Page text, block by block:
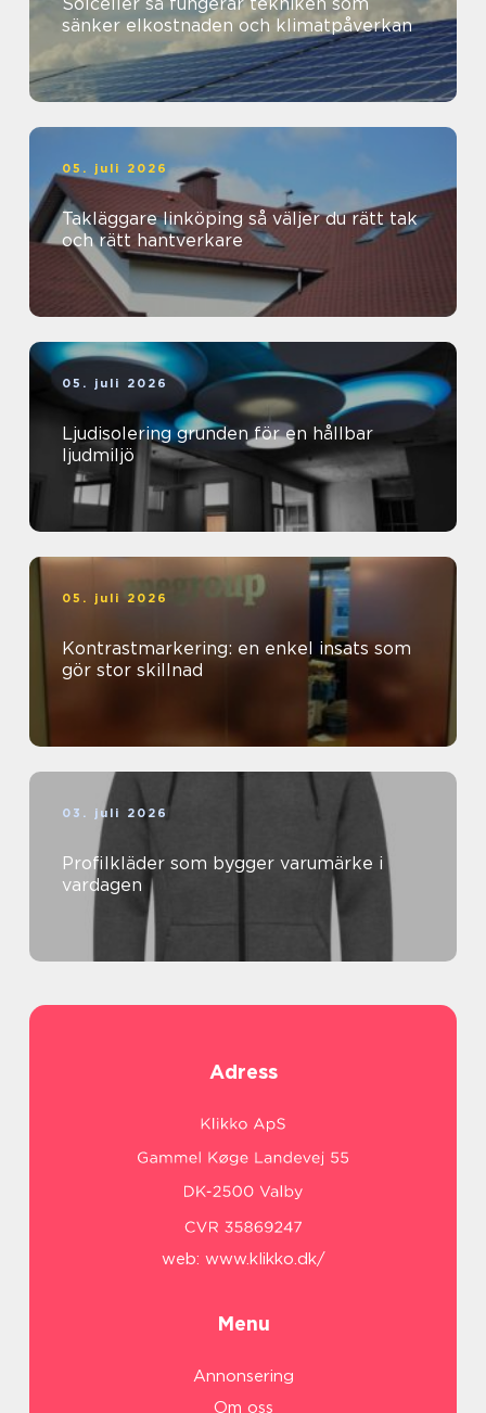
sänker elkostnaden och klimatpåverkan
05. juli 2026
Takläggare linköping så väljer du rätt tak
och rätt hantverkare
05. juli 2026
Ljudisolering grunden för en hållbar
ljudmiljö
05. juli 2026
Kontrastmarkering: en enkel insats som
gör stor skillnad
03. juli 2026
Profilkläder som bygger varumärke i
vardagen
Adress
web: www.klikko.dk/
Menu
Annonsering
Om oss